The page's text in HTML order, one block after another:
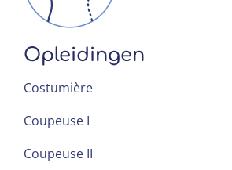
Opleidingen
Costumière
Coupeuse I
Coupeuse II